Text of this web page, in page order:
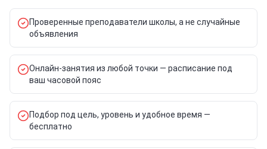
Проверенные преподаватели школы, а не случайные
объявления
Онлайн-занятия из любой точки — расписание под
ваш часовой пояс
Подбор под цель, уровень и удобное время —
бесплатно